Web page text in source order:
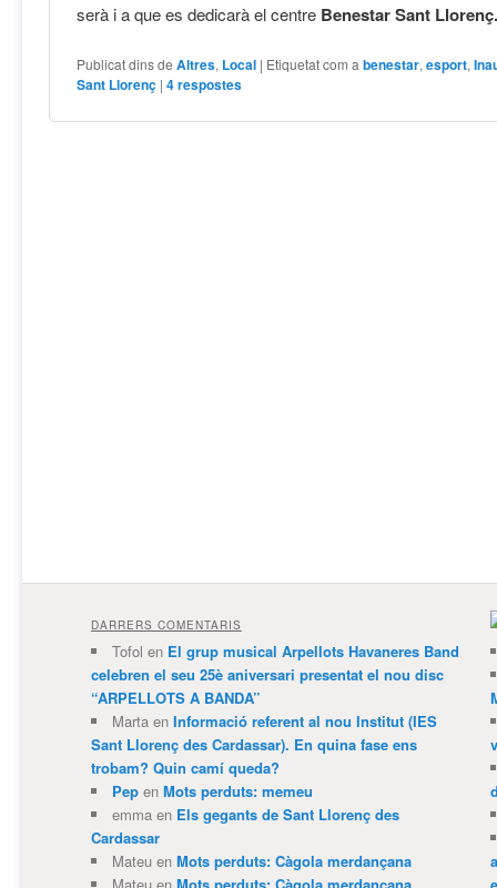
serà i a que es dedicarà el centre Benestar Sant
Publicat dins de Altres, Local | Etiquetat com a benestar,esport,
Sant Llorenç |4respostes
DARRERS COMENTARIS
Tofol en El grup musical Arpellots Havaneres Band
celebren el seu 25è aniversari presentat el nou disc
“ARPELLOTS A BANDA”
Martaen Informació referent al nou Institut (IES
Sant Llorenç des Cardassar). En quina fase ens
trobam? Quin camí queda?
Pepen Mots perduts: memeu
emmaen Els gegants de Sant Llorenç des
Cardassar
Mateuen Mots perduts: Càgola merdançana